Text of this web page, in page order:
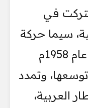
في
سيما حركة
القوميين العرب التي يعد عام 1958م
وتمدد
العربية،